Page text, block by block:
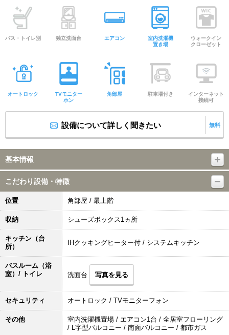
バス・トイレ別 独立洗面台 エアコン
室内洗濯機
置き場
ウォークイン
クローゼット
オートロック
TVモニター
ホン
角部屋 駐車場付き
インターネット
接続可
設備について詳しく聞きたい 無料
基本情報
こだわり設備・特徴
位置 角部屋 / 最上階
収納 シューズボックス1ヵ所
キッチン（台
所）
IHクッキングヒーター付 / システムキッチン
バスルーム（浴
室）/ トイレ
洗面台 写真を見る
セキュリティ オートロック / TVモニターフォン
その他
室内洗濯機置場 / エアコン1台 / 全居室フローリング
/ L字型バルコニー / 南面バルコニー / 都市ガス